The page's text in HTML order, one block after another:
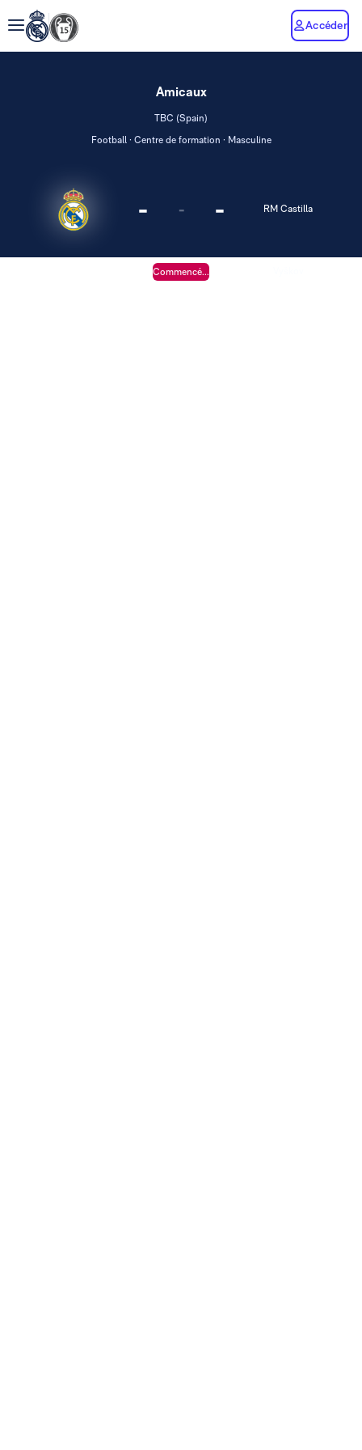
Accéder
Amicaux
TBC (Spain)
Football · Centre de formation · Masculine
- - - RM Castilla
Commencé...